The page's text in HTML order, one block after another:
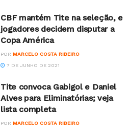
CBF mantém Tite na seleção, e
jogadores decidem disputar a
Copa América
POR MARCELO COSTA RIBEIRO
7 DE JUNHO DE 2021
Tite convoca Gabigol e Daniel
Alves para Eliminatórias; veja
lista completa
POR MARCELO COSTA RIBEIRO